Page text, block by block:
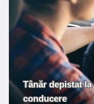
Tânăr depistat
conducere